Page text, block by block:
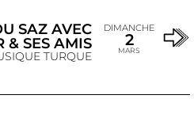
SAZ AVEC
& SES AMIS
TURQUE
DIMANCHE
2
MARS